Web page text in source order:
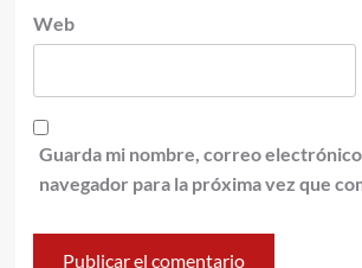
Web
Guarda mi nombre, correo
navegador para la próxima vez que